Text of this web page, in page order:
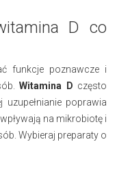
D co
funkcje poznawcze i
Witamina D często
poprawia
wpływają na mikrobiotę i
Wybieraj preparaty o